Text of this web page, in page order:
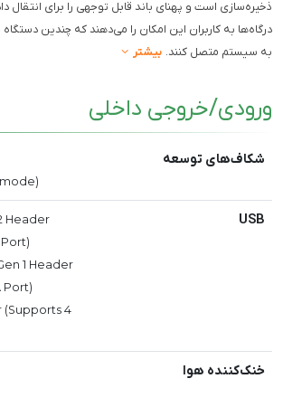
ذخیره‌سازی است و پهنای باند قابل توجهی را برای انتقال
درگاه‌ها به کاربران این امکان را می‌دهند که چندین دستگاه
به سیستم متصل کنند. بیشتر
ورودی/خروجی داخلی
شکاف‌های توسعه
mode)
USB
Header
Port)
1 Header
Port)
(Supports 4
خنک‌کننده هوا